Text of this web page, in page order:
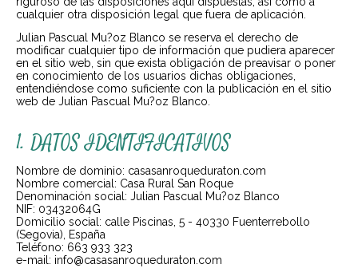
cualquier otra disposición legal que fuera de aplicación.
Julian Pascual Mu?oz Blanco se reserva el derecho de
modificar cualquier tipo de información que pudiera aparecer
en el sitio web, sin que exista obligación de preavisar o poner
en conocimiento de los usuarios dichas obligaciones,
entendiéndose como suficiente con la publicación en el sitio
web de Julian Pascual Mu?oz Blanco.
1. DATOS IDENTIFICATIVOS
Nombre de dominio: casasanroqueduraton.com
Nombre comercial: Casa Rural San Roque
Denominación social: Julian Pascual Mu?oz Blanco
NIF: 03432064G
Domicilio social: calle Piscinas, 5 - 40330 Fuenterrebollo
(Segovia), España
Teléfono: 663 933 323
e-mail: info@casasanroqueduraton.com